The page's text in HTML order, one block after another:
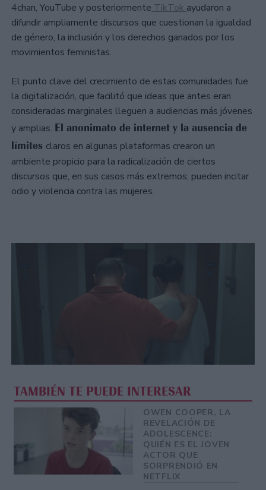
4chan, YouTube y posteriormente TikTok ayudaron a
difundir ampliamente discursos que cuestionan la igualdad
de género, la inclusión y los derechos ganados por los
movimientos feministas.
El punto clave del crecimiento de estas comunidades fue
la digitalización, que facilitó que ideas que antes eran
consideradas marginales lleguen a audiencias más jóvenes
y amplias. El anonimato de internet y la ausencia de
límites claros en algunas plataformas crearon un
ambiente propicio para la radicalización de ciertos
discursos que, en sus casos más extremos, pueden incitar
odio y violencia contra las mujeres.
TAMBIÉN TE PUEDE INTERESAR
OWEN COOPER, LA
REVELACIÓN DE
ADOLESCENCE:
QUIÉN ES EL JOVEN
ACTOR QUE
SORPRENDIÓ EN
NETFLIX